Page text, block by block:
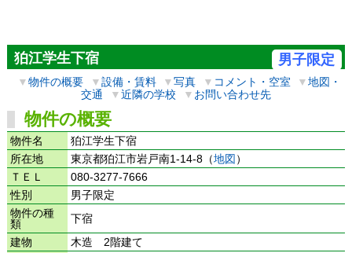
狛江学生下宿 男子限定
▼物件の概要 ▼設備・賃料 ▼写真 ▼ コメント・空室 ▼地図・
交通
▼近隣の学校 ▼ お問い合わせ先
物件の概要
物件名
狛江学生下宿
所在地
東京都狛江市岩戸南1-14-8（地図 ）
ＴＥＬ
080-3277-7666
性別
男子限定
物件の種
類
下宿
建物
木造 2階建て